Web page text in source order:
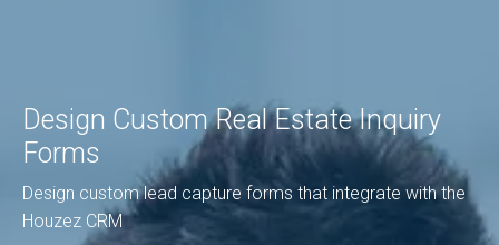
Design Custom Real Estate Inquiry
Forms
Design custom lead capture forms that integrate with the
Houzez CRM